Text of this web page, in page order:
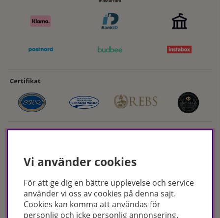
Certifikat
Hudoteket erbjuder ett noga utvalt sortiment inom hudvård, hårvård och
makeup – både online och i butik. Med över 50 års erfarenhet och
utbildade hudterapeuter hjälper vi dig att hitta rätt produkter och
behandlingar för just dina behov. Handla enkelt på hudoteket.se eller
Vi använder cookies
För att ge dig en bättre upplevelse och service
använder vi oss av cookies på denna sajt.
Cookies kan komma att användas för
personlig och icke personlig annonsering.